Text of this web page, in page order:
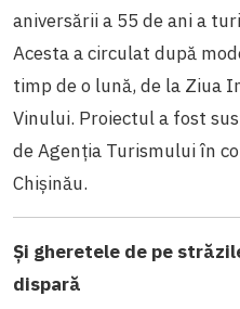
aniversării a 55 de ani a
Acesta a circulat după
timp de o lună, de la Ziua
Vinului. Proiectul a fost
de Agenția Turismului în
Chișinău.
Și gheretele de pe
dispară